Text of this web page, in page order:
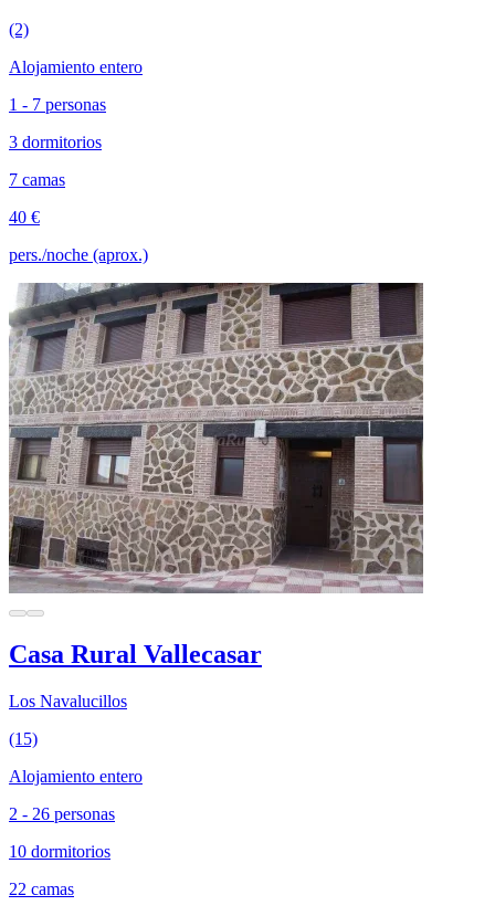
(2)
Alojamiento entero
1 - 7 personas
3 dormitorios
7 camas
40 €
pers./noche (aprox.)
Casa Rural Vallecasar
Los Navalucillos
(15)
Alojamiento entero
2 - 26 personas
10 dormitorios
22 camas